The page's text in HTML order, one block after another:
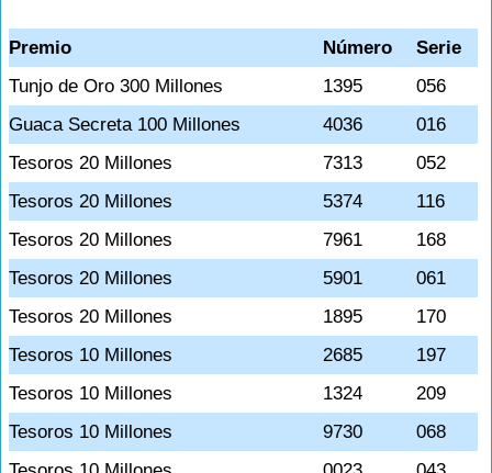
Premio Número
Serie
Tunjo de Oro 300 Millones
1395
056
Guaca Secreta 100 Millones
4036
016
Tesoros 20 Millones
7313
052
Tesoros 20 Millones
5374
116
Tesoros 20 Millones
7961
168
Tesoros 20 Millones
5901
061
Tesoros 20 Millones
1895
170
Tesoros 10 Millones
2685
197
Tesoros 10 Millones
1324
209
Tesoros 10 Millones
9730
068